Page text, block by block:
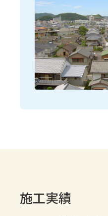
施工実績